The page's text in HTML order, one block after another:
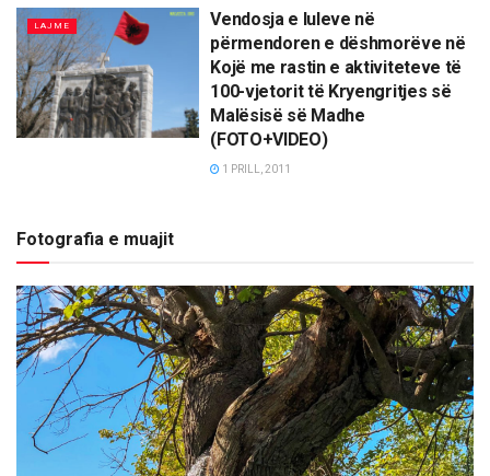
LAJME
Vendosja e luleve në
përmendoren e dëshmorëve në
Kojë me rastin e aktiviteteve të
100-vjetorit të Kryengritjes së
Malësisë së Madhe
(FOTO+VIDEO)
1 PRILL, 2011
Fotografia e muajit